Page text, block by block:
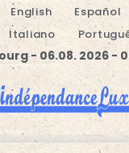
English Español
Italiano
- 06.08. 2026 -